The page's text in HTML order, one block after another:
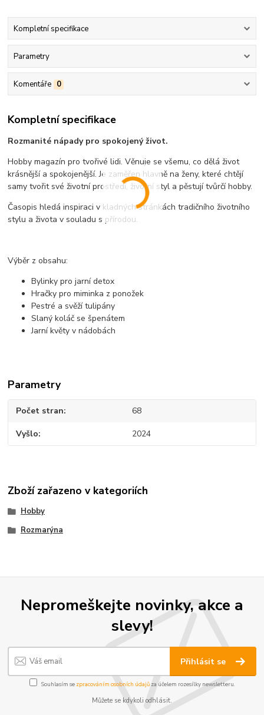
Kompletní specifikace
Parametry
Komentáře 0
Kompletní specifikace
Rozmanité nápady pro spokojený život.
Hobby magazín pro tvořivé lidi. Věnuje se všemu, co dělá život
krásnější a spokojenější. Je zaměřen hlavně na ženy, které chtějí
samy tvořit své životní prostředí, životní styl a pěstují tvůrčí hobby.
Časopis hledá inspiraci v kladných stránkách tradičního životního
stylu a života v souladu s přírodou.
Výběr z obsahu:
Bylinky pro jarní detox
Hračky pro miminka z ponožek
Pestré a svěží tulipány
Slaný koláč se špenátem
Jarní květy v nádobách
Parametry
Počet stran 68
Vyšlo 2024
Zboží zařazeno v kategoriích
Hobby
Rozmarýna
Nepromeškejte novinky, akce a
slevy!
Přihlásit se
Souhlasím se zpracováním osobních údajůza účelem rozesílky newsletteru.
Můžete se kdykoli odhlásit.